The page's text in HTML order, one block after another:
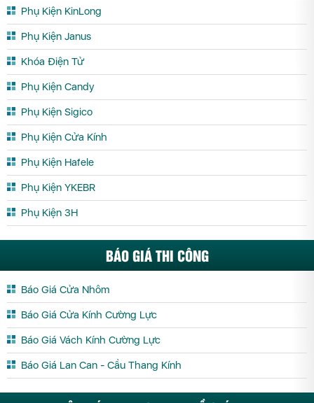
Phụ Kiện KinLong
Phụ Kiện Janus
Khóa Điện Tử
Phụ Kiện Candy
Phụ Kiện Sigico
Phụ Kiện Cửa Kính
Phụ Kiện Hafele
Phụ Kiện YKEBR
Phụ Kiện 3H
BÁO GIÁ THI CÔNG
Báo Giá Cửa Nhôm
Báo Giá Cửa Kính Cường Lực
Báo Giá Vách Kính Cường Lực
Báo Giá Lan Can - Cầu Thang Kính